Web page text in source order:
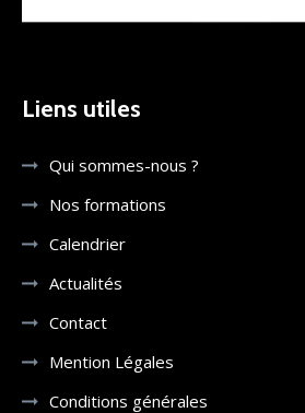
Liens utiles
Qui sommes-nous ?
Nos formations
Calendrier
Actualités
Contact
Mention Légales
Conditions générales